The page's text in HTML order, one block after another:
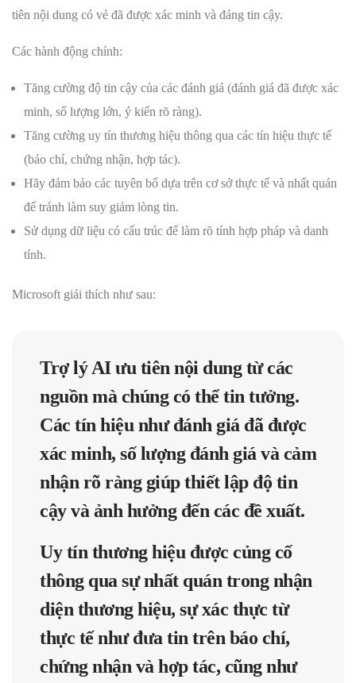
tiên nội dung có vẻ đã được xác minh và đáng tin cậy.
Các hành động chính:
Tăng cường độ tin cậy của các đánh giá (đánh giá đã được xác
minh, số lượng lớn, ý kiến ​​rõ ràng).
Tăng cường uy tín thương hiệu thông qua các tín hiệu thực tế
(báo chí, chứng nhận, hợp tác).
Hãy đảm bảo các tuyên bố dựa trên cơ sở thực tế và nhất quán
để tránh làm suy giảm lòng tin.
Sử dụng dữ liệu có cấu trúc để làm rõ tính hợp pháp và danh
tính.
Microsoft giải thích như sau:
Trợ lý AI ưu tiên nội dung từ các
nguồn mà chúng có thể tin tưởng.
Các tín hiệu như đánh giá đã được
xác minh, số lượng đánh giá và cảm
nhận rõ ràng giúp thiết lập độ tin
cậy và ảnh hưởng đến các đề xuất.
Uy tín thương hiệu được củng cố
thông qua sự nhất quán trong nhận
diện thương hiệu, sự xác thực từ
thực tế như đưa tin trên báo chí,
chứng nhận và hợp tác, cũng như